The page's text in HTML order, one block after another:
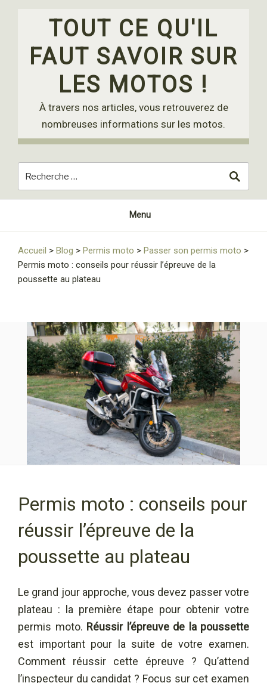
TOUT CE QU'IL
FAUT SAVOIR SUR
LES MOTOS !
À travers nos articles, vous retrouverez de
nombreuses informations sur les motos.
Menu
Accueil > Blog > Permis moto > Passer son permis moto >
Permis moto : conseils pour réussir l’épreuve de la
poussette au plateau
Permis moto : conseils pour
réussir l’épreuve de la
poussette au plateau
Le grand jour approche, vous devez passer votre
plateau : la première étape pour obtenir votre
permis moto. Réussir l’épreuve de la poussette
est important pour la suite de votre examen.
Comment réussir cette épreuve ? Qu’attend
l’inspecteur du candidat ? Focus sur cet examen